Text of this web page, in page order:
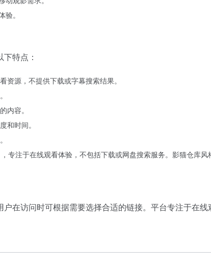
。
特点：
源，不提供下载或字幕搜索结果。
内容。
和时间。
，专注于在线观看体验，不包括下载或网盘搜索服务。影猫仓库
在访问时可根据需要选择合适的链接。平台专注于在